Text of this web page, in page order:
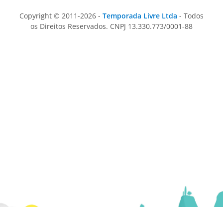
Copyright © 2011-2026 - Temporada Livre Ltda - Todos
os Direitos Reservados. CNPJ 13.330.773/0001-88